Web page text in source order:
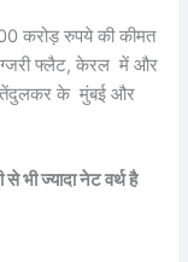
करोड़ रुपये की कीमत
लग्जरी फ्लैट, केरल में और
तेंदुलकर के मुंबई और
भी ज्यादा नेट वर्थ है